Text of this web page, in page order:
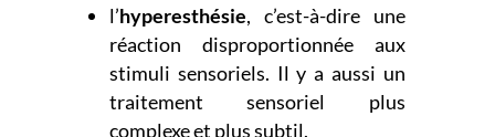
l’hyperesthésie, c’est-à-dire une
réaction disproportionnée aux
stimuli sensoriels. Il y a aussi un
traitement sensoriel plus
complexe et plus subtil.